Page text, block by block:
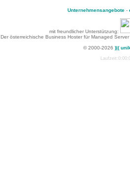
Unternehmensangebote-
mit freundlicher Unterstützung:
Der österreichische Business Hoster für Managed
© 2000-2026 )|(